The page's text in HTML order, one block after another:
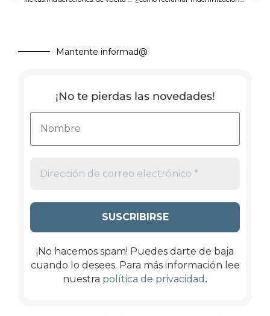
Mantente informad@
¡No te pierdas las novedades!
¡No hacemos spam! Puedes darte de baja
cuando lo desees. Para más información lee
nuestra política de privacidad .